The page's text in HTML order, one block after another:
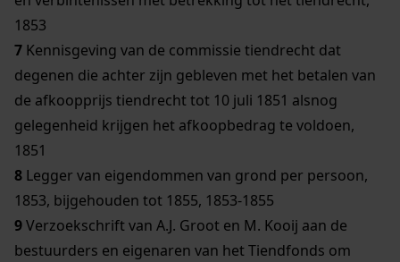
1853
7 Kennisgeving van de commissie tiendrecht dat
degenen die achter zijn gebleven met het betalen van
de afkoopprijs tiendrecht tot 10 juli 1851 alsnog
gelegenheid krijgen het afkoopbedrag te voldoen,
1851
8 Legger van eigendommen van grond per persoon,
1853, bijgehouden tot 1855, 1853-1855
9Verzoekschrift van A.J. Groot en M. Kooij aan de
bestuurders en eigenaren van het Tiendfonds om